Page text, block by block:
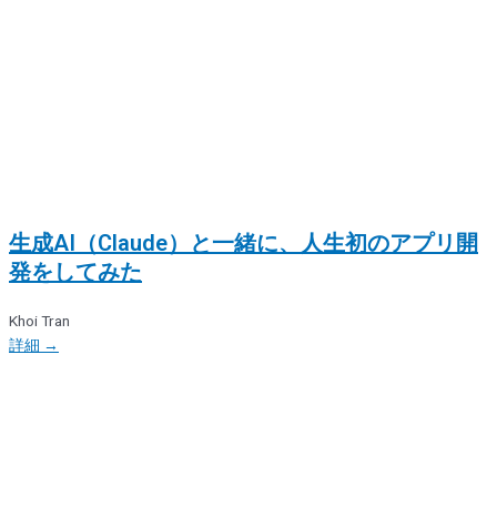
生成AI（Claude）と一緒に、人生初のアプリ開
発をしてみた
Khoi Tran
詳細 →